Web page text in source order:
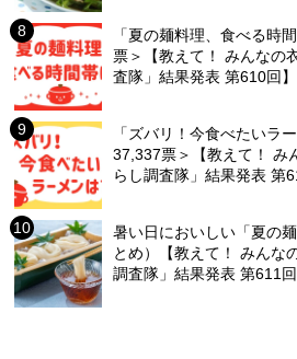
「夏の麺料理、食べる時
票＞【教えて！ みんなの
査隊」結果発表 第610回】
「ズバリ！今食べたいラ
37,337票＞【教えて！ み
らし調査隊」結果発表 第
暑い日においしい「夏の
とめ）【教えて！ みんな
調査隊」結果発表 第611回